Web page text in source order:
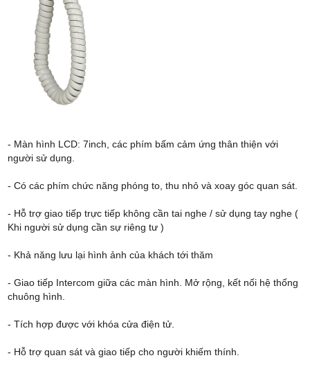
- Màn hình LCD: 7inch, các phím bấm cảm ứng thân thiện với
người sử dụng.
- Có các phím chức năng phóng to, thu nhỏ và xoay góc quan sát.
- Hỗ trợ giao tiếp trực tiếp không cần tai nghe / sử dụng tay nghe (
Khi người sử dụng cần sự riêng tư )
- Khả năng lưu lại hình ảnh của khách tới thăm
- Giao tiếp Intercom giữa các màn hình. Mở rộng, kết nối hệ thống
chuông hình.
- Tích hợp được với khóa cửa điện tử.
- Hỗ trợ quan sát và giao tiếp cho người khiếm thính.